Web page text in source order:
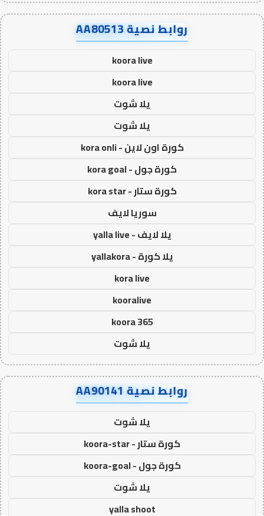
روابط نصية AA80513
koora live
koora live
يلا شوت
يلا شوت
كورة اون لاين - kora onli
كورة جول - kora goal
كورة ستار - kora star
سوريا لايف
يلا لايف - yalla live
يلا كورة - yallakora
kora live
kooralive
koora 365
يلا شوت
روابط نصية AA90141
يلا شوت
كورة ستار - koora-star
كورة جول - koora-goal
يلا شوت
yalla shoot